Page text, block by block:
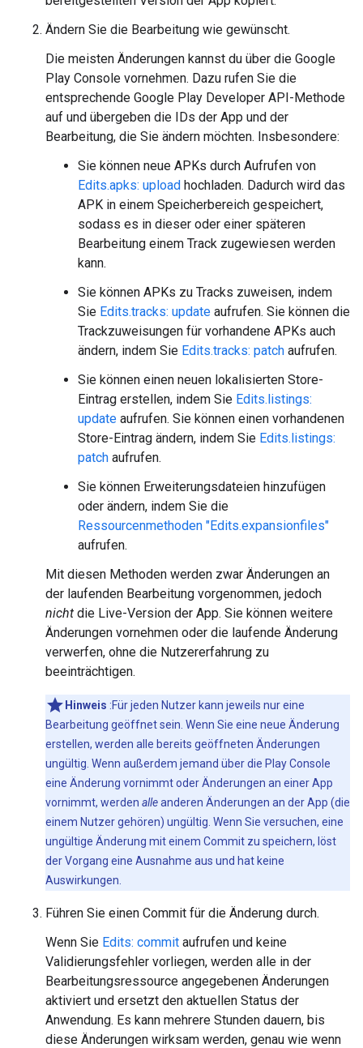
Ändern Sie die Bearbeitung wie gewünscht.
Die meisten Änderungen kannst du über die Google
Play Console vornehmen. Dazu rufen Sie die
entsprechende Google Play Developer API-Methode
auf und übergeben die IDs der App und der
Bearbeitung, die Sie ändern möchten. Insbesondere:
Sie können neue APKs durch Aufrufen von
Edits.apks: upload hochladen. Dadurch wird das
APK in einem Speicherbereich gespeichert,
sodass es in dieser oder einer späteren
Bearbeitung einem Track zugewiesen werden
kann.
Sie können APKs zu Tracks zuweisen, indem
Sie Edits.tracks: update aufrufen. Sie können die
Trackzuweisungen für vorhandene APKs auch
ändern, indem Sie Edits.tracks: patch aufrufen.
Sie können einen neuen lokalisierten Store-
Eintrag erstellen, indem Sie Edits.listings:
update aufrufen. Sie können einen vorhandenen
Store-Eintrag ändern, indem Sie Edits.listings:
patch aufrufen.
Sie können Erweiterungsdateien hinzufügen
oder ändern, indem Sie die
Ressourcenmethoden "Edits.expansionfiles"
aufrufen.
Mit diesen Methoden werden zwar Änderungen an
der laufenden Bearbeitung vorgenommen, jedoch
nicht die Live-Version der App. Sie können weitere
Änderungen vornehmen oder die laufende Änderung
verwerfen, ohne die Nutzererfahrung zu
beeinträchtigen.
Hinweis :Für jeden Nutzer kann jeweils nur eine
Bearbeitung geöffnet sein. Wenn Sie eine neue Änderung
erstellen, werden alle bereits geöffneten Änderungen
ungültig. Wenn außerdem jemand über die Play Console
eine Änderung vornimmt oder Änderungen an einer App
vornimmt, werden alleanderen Änderungen an der App (die
einem Nutzer gehören) ungültig. Wenn Sie versuchen, eine
ungültige Änderung mit einem Commit zu speichern, löst
der Vorgang eine Ausnahme aus und hat keine
Auswirkungen.
Führen Sie einen Commit für die Änderung durch.
Wenn Sie Edits: commit aufrufen und keine
Validierungsfehler vorliegen, werden alle in der
Bearbeitungsressource angegebenen Änderungen
aktiviert und ersetzt den aktuellen Status der
Anwendung. Es kann mehrere Stunden dauern, bis
diese Änderungen wirksam werden, genau wie wenn